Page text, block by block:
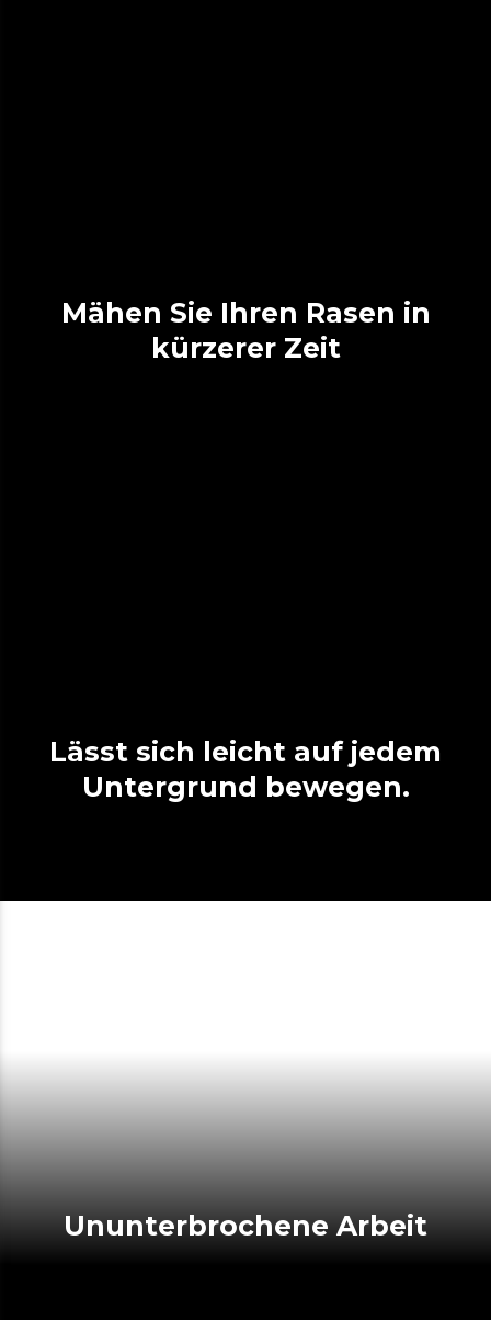
Mähen Sie Ihren Rasen in
kürzerer Zeit
Lässt sich leicht auf jedem
Untergrund bewegen.
Ununterbrochene Arbeit